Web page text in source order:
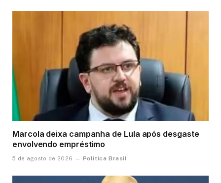
Marcola deixa campanha de Lula após desgaste
envolvendo empréstimo
5 de agosto de 2026 Política Brasil